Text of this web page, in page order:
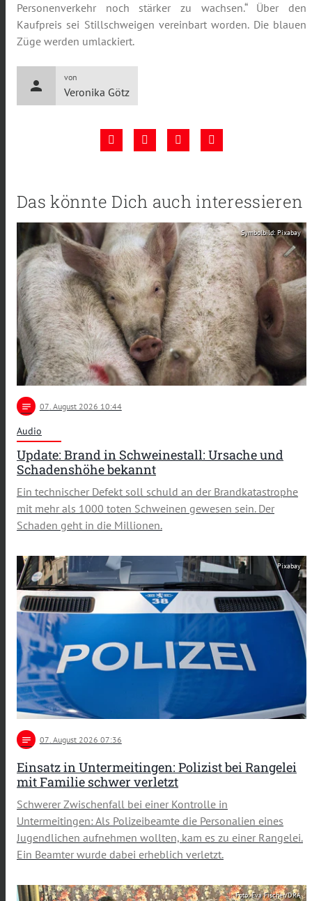
Personenverkehr noch stärker zu wachsen.“ Über den
Kaufpreis sei Stillschweigen vereinbart worden. Die blauen
Züge werden umlackiert.
person
von
Veronika Götz
Das könnte Dich auch interessieren
Symbolbild: Pixabay
notes 07 . August 2026 10:44
Audio
Update: Brand in Schweinestall: Ursache und
Schadenshöhe bekannt
Ein technischer Defekt soll schuld an der Brandkatastrophe
mit mehr als 1000 toten Schweinen gewesen sein. Der
Schaden geht in die Millionen.
Pixabay
notes 07 . August 2026 07:36
Einsatz in Untermeitingen: Polizist bei Rangelei
mit Familie schwer verletzt
Schwerer Zwischenfall bei einer Kontrolle in
Untermeitingen: Als Polizeibeamte die Personalien eines
Jugendlichen aufnehmen wollten, kam es zu einer Rangelei.
Ein Beamter wurde dabei erheblich verletzt.
Foto: Eva Fischer/DRA